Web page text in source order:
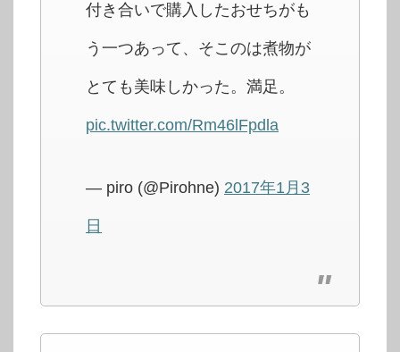
付き合いで購入したおせちがも
う一つあって、そこのは煮物が
とても美味しかった。満足。
pic.twitter.com/Rm46lFpdla
— piro (@Pirohne) 2017年1月3
日